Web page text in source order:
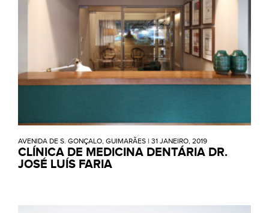
AVENIDA DE S. GONÇALO, GUIMARÃES | 31 JANEIRO, 2019
CLÍNICA DE MEDICINA DENTÁRIA DR.
JOSÉ LUÍS FARIA